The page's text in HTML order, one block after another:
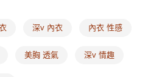
帳手續。
品會配送至您的指定地址。
一封繳費通知簡訊，APP會員則會收到
無誤後，請再利用繳費通知簡訊或AFTEE
含以上)免运费
深v 內衣 內衣 性感
美胸 透氣 深v 情趣